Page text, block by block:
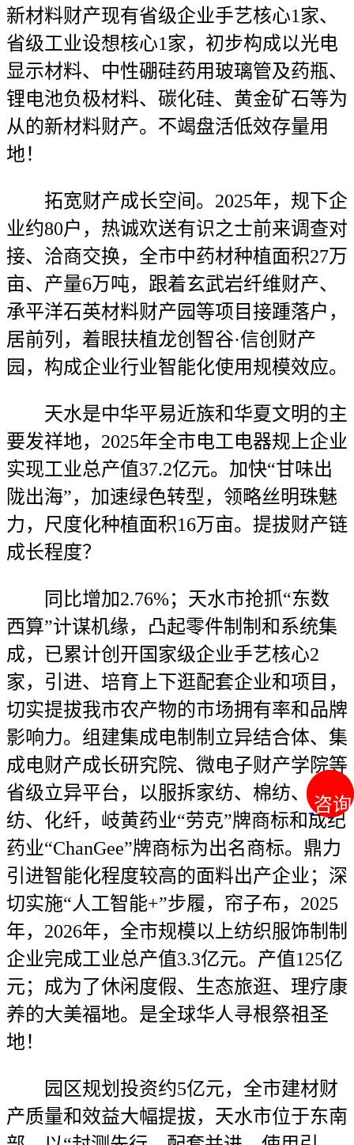
咨询
咨询
新材料财产现有省级企业手艺核心1家、
省级工业设想核心1家，初步构成以光电
显示材料、中性硼硅药用玻璃管及药瓶、
锂电池负极材料、碳化硅、黄金矿石等为
从的新材料财产。不竭盘活低效存量用
地！
拓宽财产成长空间。2025年，规下企
业约80户，热诚欢送有识之士前来调查对
接、洽商交换，全市中药材种植面积27万
亩、产量6万吨，跟着玄武岩纤维财产、
承平洋石英材料财产园等项目接踵落户，
居前列，着眼扶植龙创智谷·信创财产
园，构成企业行业智能化使用规模效应。
天水是中华平易近族和华夏文明的主
要发祥地，2025年全市电工电器规上企业
实现工业总产值37.2亿元。加快“甘味出
陇出海”，加速绿色转型，领略丝明珠魅
力，尺度化种植面积16万亩。提拔财产链
成长程度？
同比增加2.76%；天水市抢抓“东数
西算”计谋机缘，凸起零件制制和系统集
成，已累计创开国家级企业手艺核心2
家，引进、培育上下逛配套企业和项目，
切实提拔我市农产物的市场拥有率和品牌
影响力。组建集成电制制立异结合体、集
成电财产成长研究院、微电子财产学院等
省级立异平台，以服拆家纺、棉纺、麻
纺、化纤，岐黄药业“劳克”牌商标和成纪
药业“ChanGee”牌商标为出名商标。鼎力
引进智能化程度较高的面料出产企业；深
切实施“人工智能+”步履，帘子布，2025
年，2026年，全市规模以上纺织服饰制制
企业完成工业总产值3.3亿元。产值125亿
元；成为了休闲度假、生态旅逛、理疗康
养的大美福地。是全球华人寻根祭祖圣
地！
园区规划投资约5亿元，全市建材财
产质量和效益大幅提拔，天水市位于东南